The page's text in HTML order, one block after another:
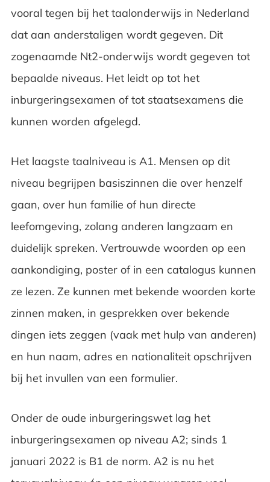
vooral tegen bij het taalonderwijs in Nederland
dat aan anderstaligen wordt gegeven. Dit
zogenaamde Nt2-onderwijs wordt gegeven tot
bepaalde niveaus. Het leidt op tot het
inburgeringsexamen of tot staatsexamens die
kunnen worden afgelegd.
Het laagste taalniveau is A1. Mensen op dit
niveau begrijpen basiszinnen die over henzelf
gaan, over hun familie of hun directe
leefomgeving, zolang anderen langzaam en
duidelijk spreken. Vertrouwde woorden op een
aankondiging, poster of in een catalogus kunnen
ze lezen. Ze kunnen met bekende woorden korte
zinnen maken, in gesprekken over bekende
dingen iets zeggen (vaak met hulp van anderen)
en hun naam, adres en nationaliteit opschrijven
bij het invullen van een formulier.
Onder de oude inburgeringswet lag het
inburgeringsexamen op niveau A2; sinds 1
januari 2022 is B1 de norm. A2 is nu het